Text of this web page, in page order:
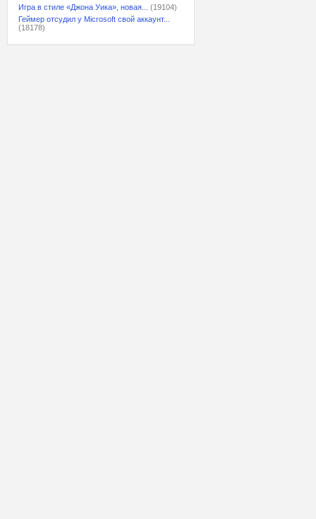
Игра в стиле «Джона Уика», новая...
(19104)
Геймер отсудил у Microsoft свой аккаунт...
(18178)